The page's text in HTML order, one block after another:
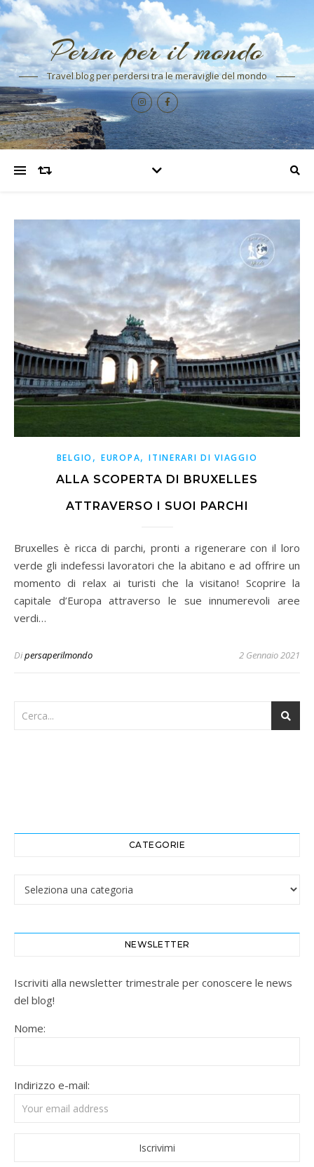
Persa per il mondo
Travel blog per perdersi tra le meraviglie del mondo
BELGIO , EUROPA,ITINERARI DI VIAGGIO
ALLA SCOPERTA DI BRUXELLES
ATTRAVERSO I SUOI PARCHI
Bruxelles è ricca di parchi, pronti a rigenerare con il loro
verde gli indefessi lavoratori che la abitano e ad offrire un
momento di relax ai turisti che la visitano! Scoprire la
capitale d’Europa attraverso le sue innumerevoli aree
verdi…
Dipersaperilmondo 2 Gennaio 2021
CATEGORIE
Categorie
NEWSLETTER
Iscriviti alla newsletter trimestrale per conoscere le news
del blog!
Nome:
Indirizzo e-mail: